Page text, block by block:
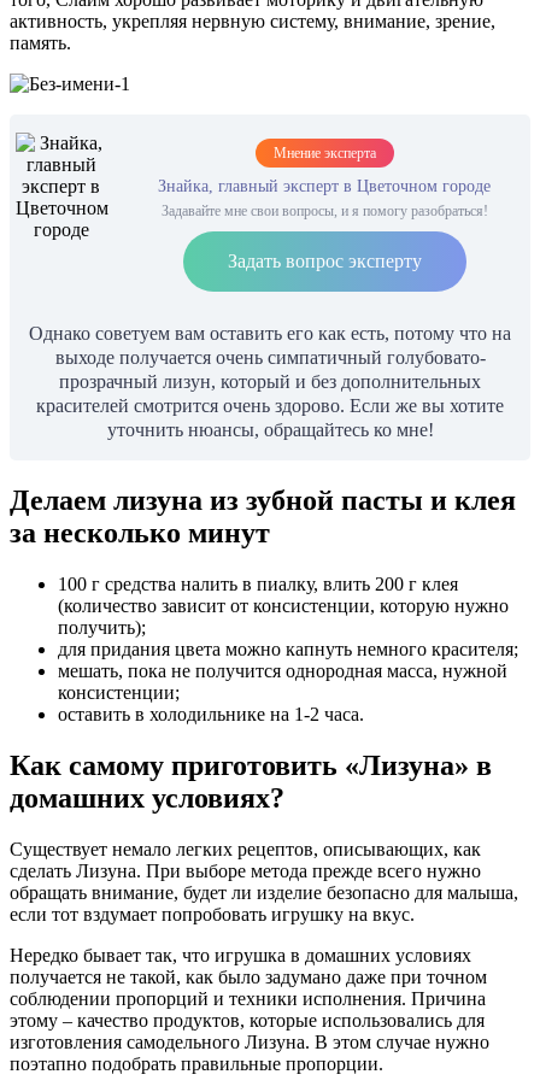
активность, укрепляя нервную систему, внимание, зрение,
память.
Мнение эксперта
Знайка, главный эксперт в Цветочном городе
Задавайте мне свои вопросы, и я помогу разобраться!
Задать вопрос эксперту
Однако советуем вам оставить его как есть, потому что на
выходе получается очень симпатичный голубовато-
прозрачный лизун, который и без дополнительных
красителей смотрится очень здорово. Если же вы хотите
уточнить нюансы, обращайтесь ко мне!
Делаем лизуна из зубной пасты и клея
за несколько минут
100 г средства налить в пиалку, влить 200 г клея
(количество зависит от консистенции, которую нужно
получить);
для придания цвета можно капнуть немного красителя;
мешать, пока не получится однородная масса, нужной
консистенции;
оставить в холодильнике на 1-2 часа.
Как самому приготовить «Лизуна» в
домашних условиях?
Существует немало легких рецептов, описывающих, как
сделать Лизуна. При выборе метода прежде всего нужно
обращать внимание, будет ли изделие безопасно для малыша,
если тот вздумает попробовать игрушку на вкус.
Нередко бывает так, что игрушка в домашних условиях
получается не такой, как было задумано даже при точном
соблюдении пропорций и техники исполнения. Причина
этому – качество продуктов, которые использовались для
изготовления самодельного Лизуна. В этом случае нужно
поэтапно подобрать правильные пропорции.